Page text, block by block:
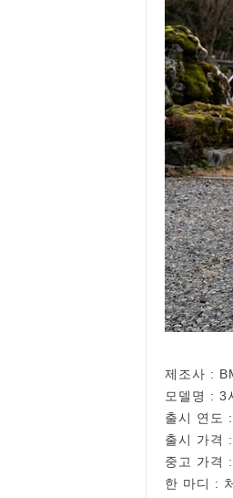
제조사 :
모델명 : 3
출시 연도
출시 가격
중고 가격
한 마디 :